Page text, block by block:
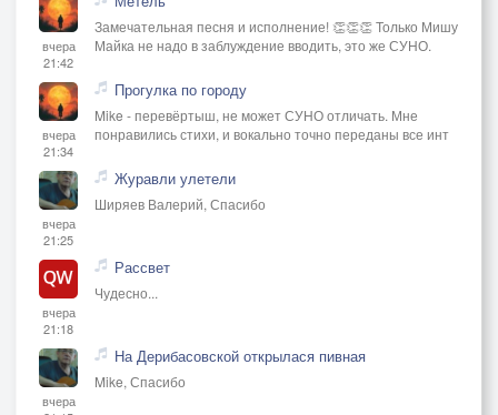
вчера
21:42
Замечательная песня и исполнение! 👏👏👏 Только Мишу
Майка не надо в заблуждение вводить, это же СУНО.
вчера
21:34
Прогулка по городу
Mike - перевёртыш, не может СУНО отличать. Мне
понравились стихи, и вокально точно переданы все инт
вчера
21:25
Журавли улетели
Ширяев Валерий, Спасибо
вчера
21:18
Рассвет
Чудесно...
вчера
На Дерибасовской открылася пивная
Mike, Спасибо